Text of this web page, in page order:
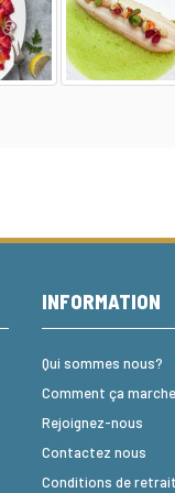
INFORMATION
Qui sommes nous?
Comment ça
Rejoignez-nous
Contactez nous
Conditions de retrait